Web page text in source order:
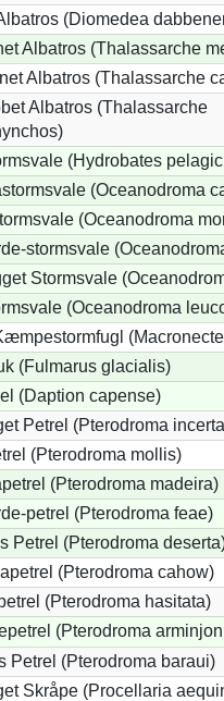
(Diomedea
Albatros (Thalassarche
Albatros (Thalassarche
Albatros (Thalassarche
(Hydrobates
(Oceanodroma
(Oceanodroma
stormsvale
Stormsvale
(Oceanodroma
(Fulmarus glacialis)
(Daption capense)
Petrel (Pterodroma
(Pterodroma mollis)
(Pterodroma madeira)
petrel (Pterodroma feae)
Petrel (Pterodroma
(Pterodroma cahow)
(Pterodroma hasitata)
(Pterodroma
Petrel (Pterodroma baraui)
Skråpe (Procellaria